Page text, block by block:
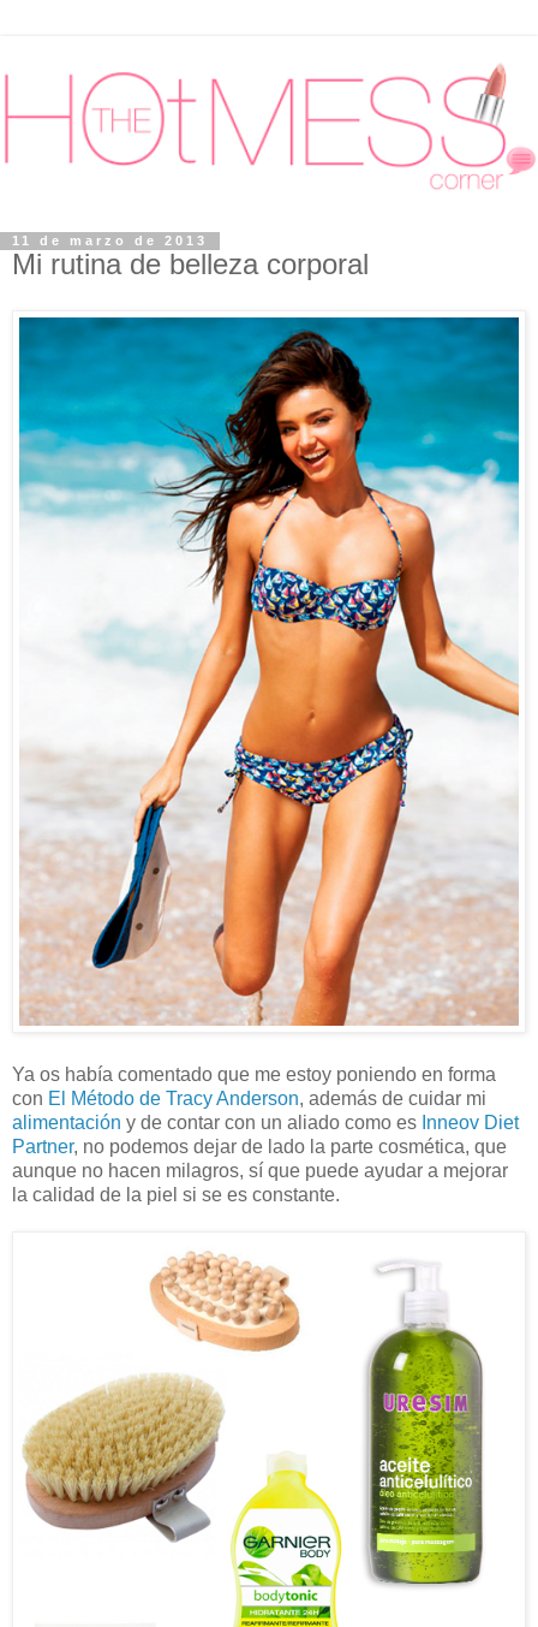
11 de marzo de 2013
Mi rutina de belleza corporal
Ya os había comentado que me estoy poniendo en forma
con El Método de Tracy Anderson, además de cuidar mi
alimentación y de contar con un aliado como es Inneov Diet
Partner, no podemos dejar de lado la parte cosmética, que
aunque no hacen milagros, sí que puede ayudar a mejorar
la calidad de la piel si se es constante.